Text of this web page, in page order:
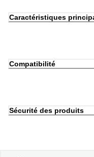
Caractéristiques
Compatibilité
Sécurité des produits